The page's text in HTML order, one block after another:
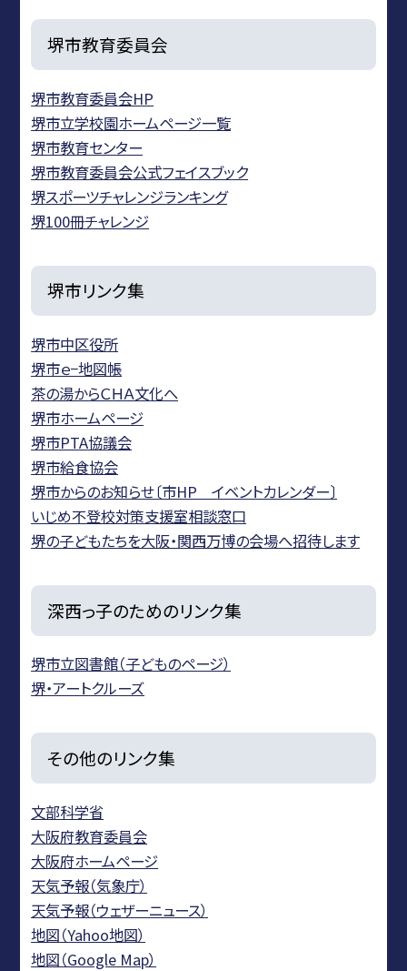
堺市教育委員会
堺市教育委員会HP
堺市立学校園ホームページ一覧
堺市教育センター
堺市教育委員会公式フェイスブック
堺スポーツチャレンジランキング
堺100冊チャレンジ
堺市リンク集
堺市中区役所
堺市ｅ−地図帳
茶の湯からＣＨＡ文化へ
堺市ホームページ
堺市PTA協議会
堺市給食協会
堺市からのお知らせ〔市HP イベントカレンダー〕
いじめ不登校対策支援室相談窓口
堺の子どもたちを大阪・関西万博の会場へ招待します
深西っ子のためのリンク集
堺市立図書館（子どものページ）
堺・アートクルーズ
その他のリンク集
文部科学省
大阪府教育委員会
大阪府ホームページ
天気予報（気象庁）
天気予報（ウェザーニュース）
地図（Yahoo地図）
地図（Google Map）